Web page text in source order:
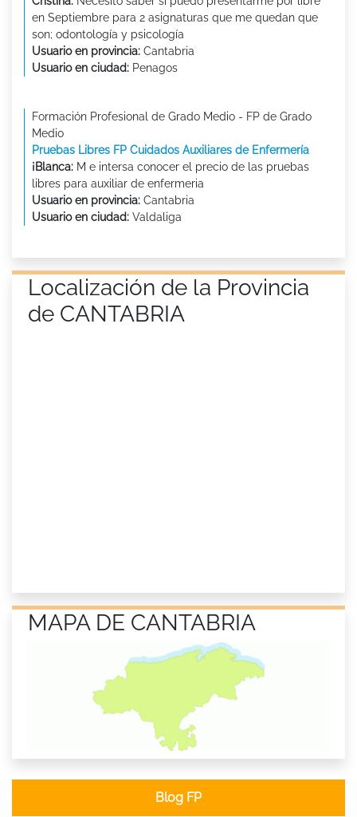
en Septiembre para 2 asignaturas que me quedan que
son; odontología y psicología
Usuario en provincia: Cantabria
Usuario en ciudad: Penagos
Formación Profesional de Grado Medio - FP de Grado
Medio
Pruebas Libres FP Cuidados Auxiliares de Enfermería
¡Blanca: M e intersa conocer el precio de las pruebas
libres para auxiliar de enfermeria
Usuario en provincia: Cantabria
Usuario en ciudad: Valdaliga
Localización de la Provincia
de CANTABRIA
MAPA DE CANTABRIA
Blog FP